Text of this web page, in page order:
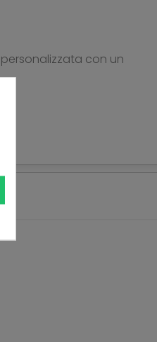
con un